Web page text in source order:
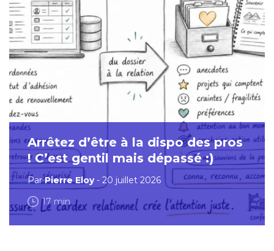
Arrêtez d’être à la dispo des pros
! C’est gentil mais dépassé :)
ParPierre Eloy- 20 juillet 2026
17 min